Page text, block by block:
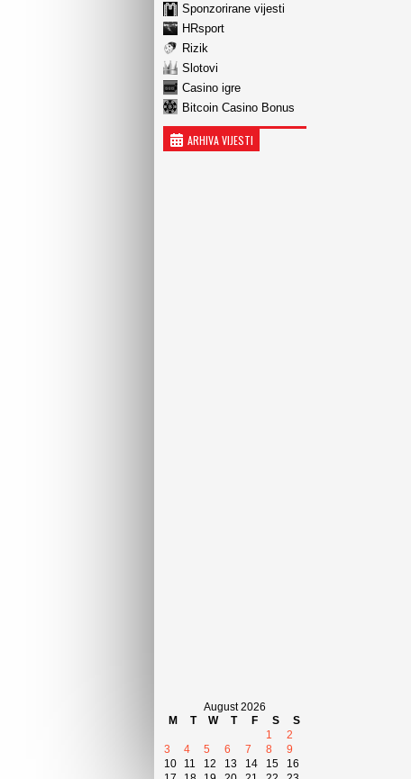
Sponzorirane vijesti
HRsport
Rizik
Slotovi
Casino igre
Bitcoin Casino Bonus
ARHIVA VIJESTI
August 2026
M
T W T F S
S
1
2
3
4 5 6 7 8
9
10
11 12 13 14 15
16